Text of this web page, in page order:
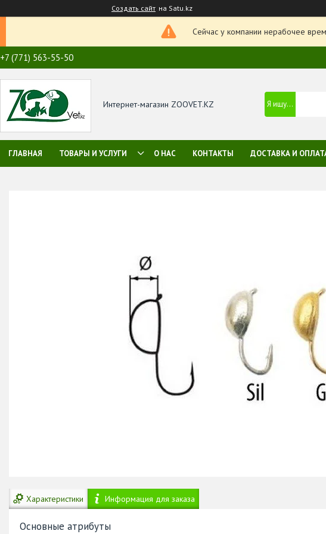
Создать сайт на Satu.kz
Сейчас у компании нерабочее
+7 (771) 563-55-50
Интернет-магазин ZOOVET.KZ
ГЛАВНАЯ ТОВАРЫ И УСЛУГИ О НАС КОНТАКТЫ ДОСТАВКА И
Характеристики Информация для заказа
Основные атрибуты